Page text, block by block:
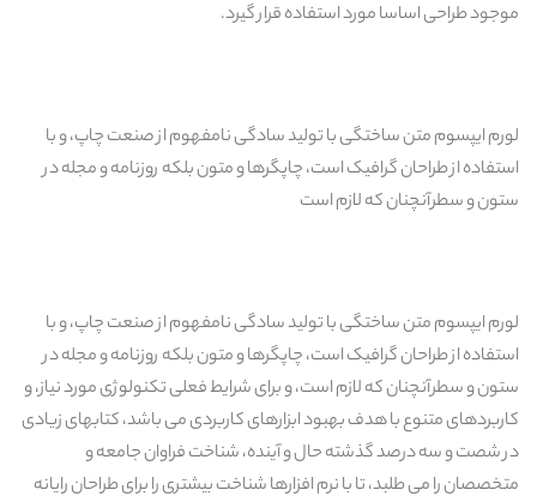
موجود طراحی اساسا مورد استفاده قرار گیرد.
لورم ایپسوم متن ساختگی با تولید سادگی نامفهوم از صنعت چاپ، و با
استفاده از طراحان گرافیک است، چاپگرها و متون بلکه روزنامه و مجله در
ستون و سطرآنچنان که لازم است
لورم ایپسوم متن ساختگی با تولید سادگی نامفهوم از صنعت چاپ، و با
استفاده از طراحان گرافیک است، چاپگرها و متون بلکه روزنامه و مجله در
ستون و سطرآنچنان که لازم است، و برای شرایط فعلی تکنولوژی مورد نیاز، و
کاربردهای متنوع با هدف بهبود ابزارهای کاربردی می باشد، کتابهای زیادی
در شصت و سه درصد گذشته حال و آینده، شناخت فراوان جامعه و
متخصصان را می طلبد، تا با نرم افزارها شناخت بیشتری را برای طراحان رایانه